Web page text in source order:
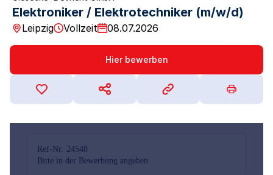
Elektroniker / Elektrotechniker (m/w/d)
Leipzig Vollzeit 08.07.2026
Hier bewerben